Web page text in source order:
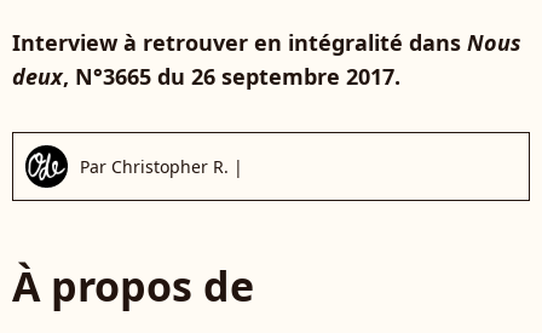
Interview à retrouver en intégralité dans Nous
deux, N°3665 du 26 septembre 2017.
Par Christopher R. |
À propos de